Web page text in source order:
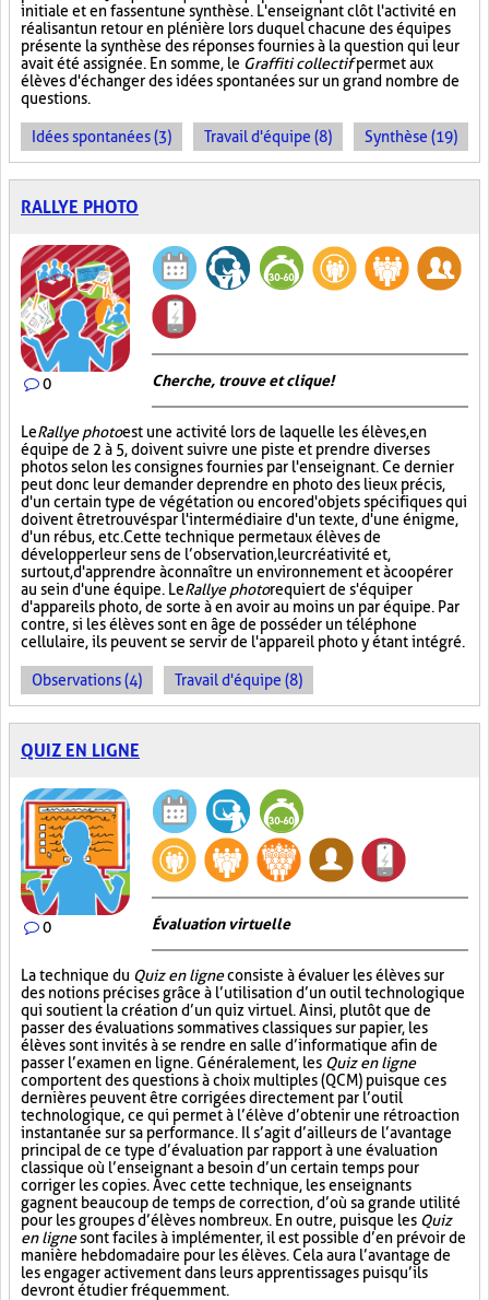
initiale et en fassent une synthèse. L'enseignant clôt l'activité en
réalisant un retour en plénière lors duquel chacune des équipes
présente la synthèse des réponses fournies à la question qui leur
avait été assignée. En somme, le Graffiti collectifpermet aux
élèves d'échanger des idées spontanées sur un grand nombre de
questions.
Idées spontanées (3) Travail d'équipe (8) Synthèse (19)
RALLYE PHOTO
0 Cherche, trouve et clique !
LeRallye photoest une activité lors de laquelle les élèves, en
équipe de 2 à 5, doivent suivre une piste et prendre diverses
photos selon les consignes fournies par l'enseignant. Ce dernier
peut donc leur demander de prendre en photo des lieux précis,
d'un certain type de végétation ou encore d'objets spécifiques qui
doivent être trouvés par l'intermédiaire d'un texte, d'une énigme,
d'un rébus, etc. Cette technique permet aux élèves de
développer leur sens de l’observation, leur créativité et,
surtout, d'apprendre à connaître un environnement et à coopérer
au sein d'une équipe. LeRallye photorequiert de s'équiper
d'appareils photo, de sorte à en avoir au moins un par équipe. Par
contre, si les élèves sont en âge de posséder un téléphone
cellulaire, ils peuvent se servir de l'appareil photo y étant intégré.
Observations (4) Travail d'équipe (8)
QUIZ EN LIGNE
0 Évaluation virtuelle
La technique du Quiz en ligneconsiste à évaluer les élèves sur
des notions précises grâce à l’utilisation d’un outil technologique
qui soutient la création d’un quiz virtuel. Ainsi, plutôt que de
passer des évaluations sommatives classiques sur papier, les
élèves sont invités à se rendre en salle d’informatique afin de
passer l’examen en ligne. Généralement, les Quiz en ligne
comportent des questions à choix multiples (QCM) puisque ces
dernières peuvent être corrigées directement par l’outil
technologique, ce qui permet à l’élève d’obtenir une rétroaction
instantanée sur sa performance. Il s’agit d’ailleurs de l’avantage
principal de ce type d’évaluation par rapport à une évaluation
classique où l’enseignant a besoin d’un certain temps pour
corriger les copies. Avec cette technique, les enseignants
gagnent beaucoup de temps de correction, d’où sa grande utilité
pour les groupes d’élèves nombreux. En outre, puisque les Quiz
en lignesont faciles à implémenter, il est possible d’en prévoir de
manière hebdomadaire pour les élèves. Cela aura l’avantage de
les engager activement dans leurs apprentissages puisqu’ils
devront étudier fréquemment.